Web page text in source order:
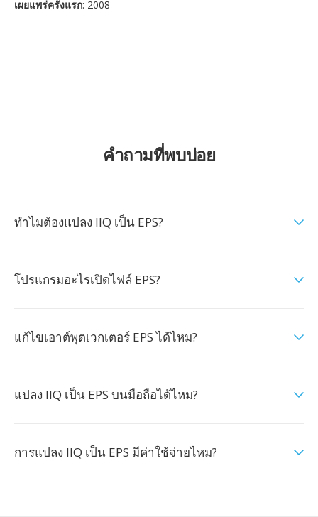
เผยแพร่ครั้งแรก: 2008
คำถามที่พบบ่อย
ทำไมต้องแปลง IIQ เป็น EPS?
โปรแกรมอะไรเปิดไฟล์ EPS?
แก้ไขเอาต์พุตเวกเตอร์ EPS ได้ไหม?
แปลง IIQ เป็น EPS บนมือถือได้ไหม?
การแปลง IIQ เป็น EPS มีค่าใช้จ่ายไหม?